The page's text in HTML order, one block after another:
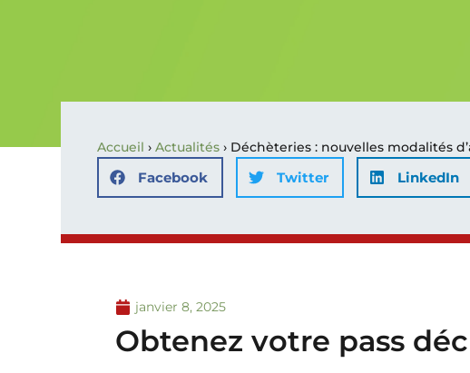
Accueil ›Actualités › Déchèteries : nouvelles modalités
Facebook Twitter LinkedIn
janvier 8, 2025
Obtenez votre pass